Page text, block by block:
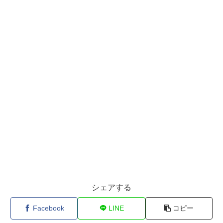
シェアする
Facebook LINE コピー